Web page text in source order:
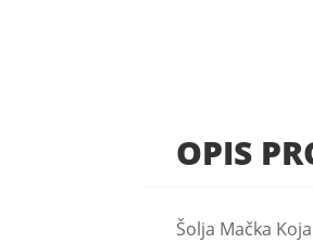
OPIS
Šolja Mačka